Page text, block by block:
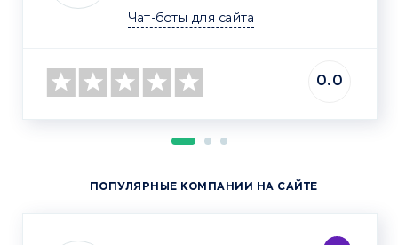
Чат-боты для сайта
0.0
ПОПУЛЯРНЫЕ КОМПАНИИ НА САЙТЕ